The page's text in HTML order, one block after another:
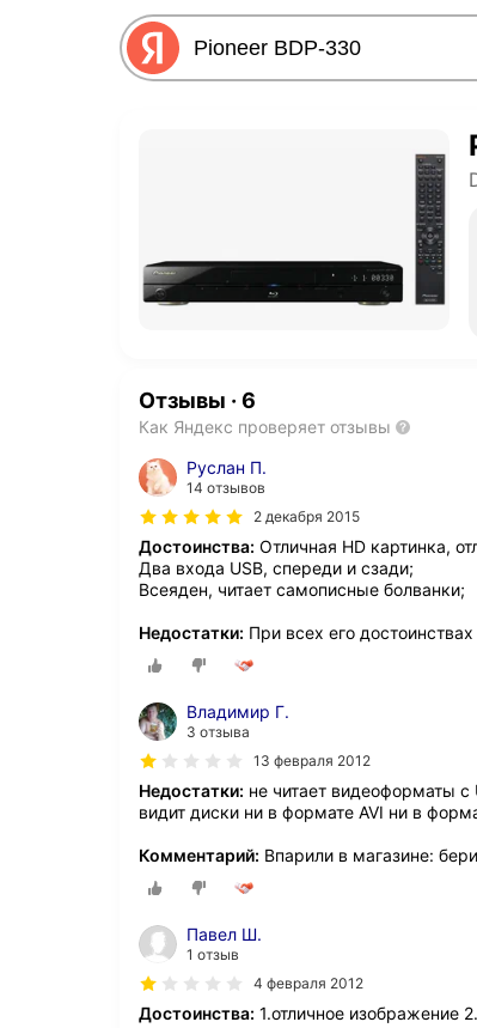
Отзывы · 6
Как Яндекс проверяет отзывы
Руслан П.
14 отзывов
2 декабря 2015
Достоинства: Отличная HD картинка,
Два входа USB, спереди и сзади;
Всеяден, читает самописные болванки;
Недостатки: При всех его
Владимир Г.
3 отзыва
13 февраля 2012
Недостатки: не читает видеоформаты с
видит диски ни в формате AVI ни в
Комментарий: Впарили в магазине:
Павел Ш.
1 отзыв
4 февраля 2012
Достоинства: 1.отличное изображение